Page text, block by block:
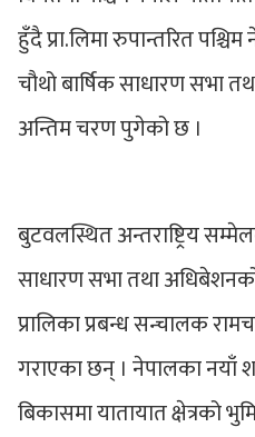
हुँदै प्रा.लिमा रुपान्तरित
चौथो बार्षिक साधारण सभा
अन्तिम चरण पुगेको छ ।
बुटवलस्थित अन्तराष्ट्रिय
साधारण सभा तथा
प्रालिका प्रबन्ध सन्चालक
गराएका छन् । नेपालका नयाँ
बिकासमा यातायात क्षेत्रको